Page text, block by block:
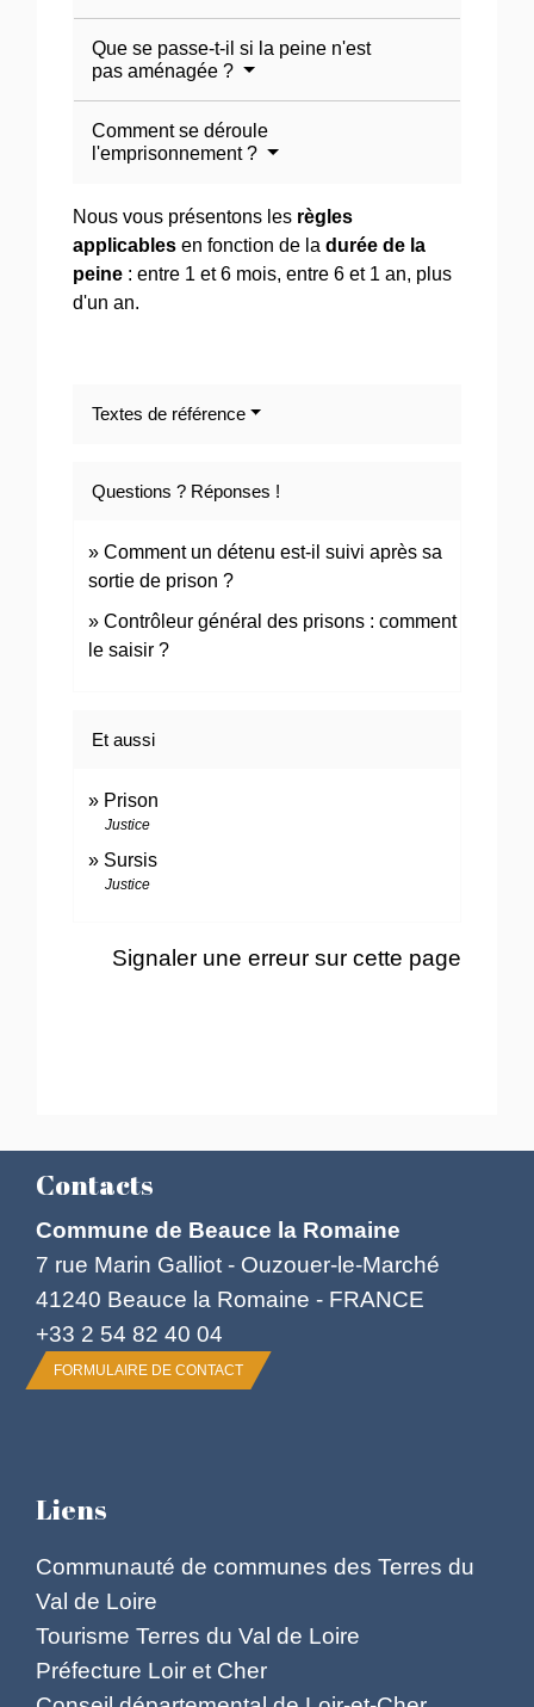
Que se passe-t-il si la peine n'est
pas aménagée ?
Comment se déroule
l'emprisonnement ?
Nous vous présentons les règles
applicables en fonction de ladurée de la
peine : entre 1 et 6 mois, entre 6 et 1 an, plus
d'un an.
Textes de référence
Questions ? Réponses !
Comment un détenu est-il suivi après sa
sortie de prison ?
Contrôleur général des prisons : comment
le saisir ?
Et aussi
Prison
Justice
Sursis
Justice
Signaler une erreur sur cette page
Contacts
Commune de Beauce la Romaine
7 rue Marin Galliot - Ouzouer-le-Marché
41240 Beauce la Romaine - FRANCE
+33 2 54 82 40 04
FORMULAIRE DE CONTACT
Liens
Communauté de communes des Terres du
Val de Loire
Tourisme Terres du Val de Loire
Préfecture Loir et Cher